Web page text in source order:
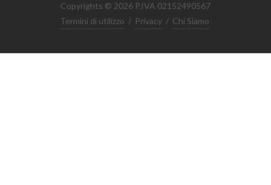
Copyrights © 2026 P.IVA 02152490567
Termini di utilizzo / Privacy / Chi Siamo